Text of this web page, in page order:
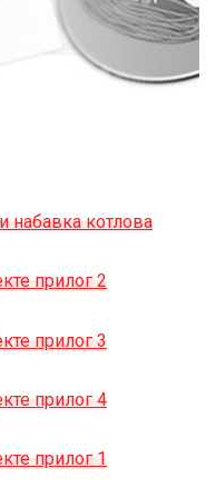
набавка котлова
прилог 2
прилог 3
прилог 4
прилог 1